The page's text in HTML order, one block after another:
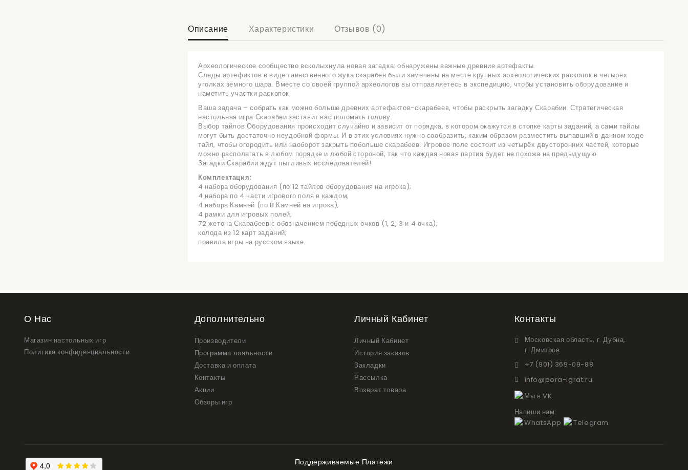
Описание Характеристики Отзывов (0)
Археологическое сообщество всколыхнула новая загадка: обнаружены важные древние артефакты.
Следы артефактов в виде таинственного жука скарабея были замечены на месте крупных археологических раскопок в четырёх
уголках земного шара. Вместе со своей группой археологов вы отправляетесь в экспедицию, чтобы установить оборудование и
наметить участки раскопок.
Ваша задача – собрать как можно больше древних артефактов-скарабеев, чтобы раскрыть загадку Скарабии. Стратегическая
настольная игра Скарабеи заставит вас поломать голову.
Выбор тайлов Оборудования происходит случайно и зависит от порядка, в котором окажутся в стопке карты заданий, а сами тайлы
могут быть достаточно неудобной формы. И в этих условиях нужно сообразить, каким образом разместить выпавший в данном ходе
тайл, чтобы огородить или наоборот закрыть побольше скарабеев. Игровое поле состоит из четырёх двусторонних частей, которые
можно располагать в любом порядке и любой стороной, так что каждая новая партия будет не похожа на предыдущую.
Загадки Скарабии ждут пытливых исследователей!
Комплектация:
4 набора оборудования (по 12 тайлов оборудования на игрока);
4 набора по 4 части игрового поля в каждом;
4 набора Камней (по 8 Камней на игрока);
4 рамки для игровых полей;
72 жетона Скарабеев с обозначением победных очков (1, 2, 3 и 4 очка);
колода из 12 карт заданий;
правила игры на русском языке.
О Нас
Магазин настольных игр
Политика конфиденциальности
Дополнительно
Производители
Программа лояльности
Доставка и оплата
Контакты
Акции
Обзоры игр
Личный Кабинет
Личный Кабинет
История заказов
Закладки
Рассылка
Возврат товара
Контакты
Московская область, г. Дубна,
г. Дмитров
+7 (901) 369-09-88
info@pora-igrat.ru
Мы в VK
Напиши нам:
WhatsApp
Telegram
Поддерживаемые Платежи